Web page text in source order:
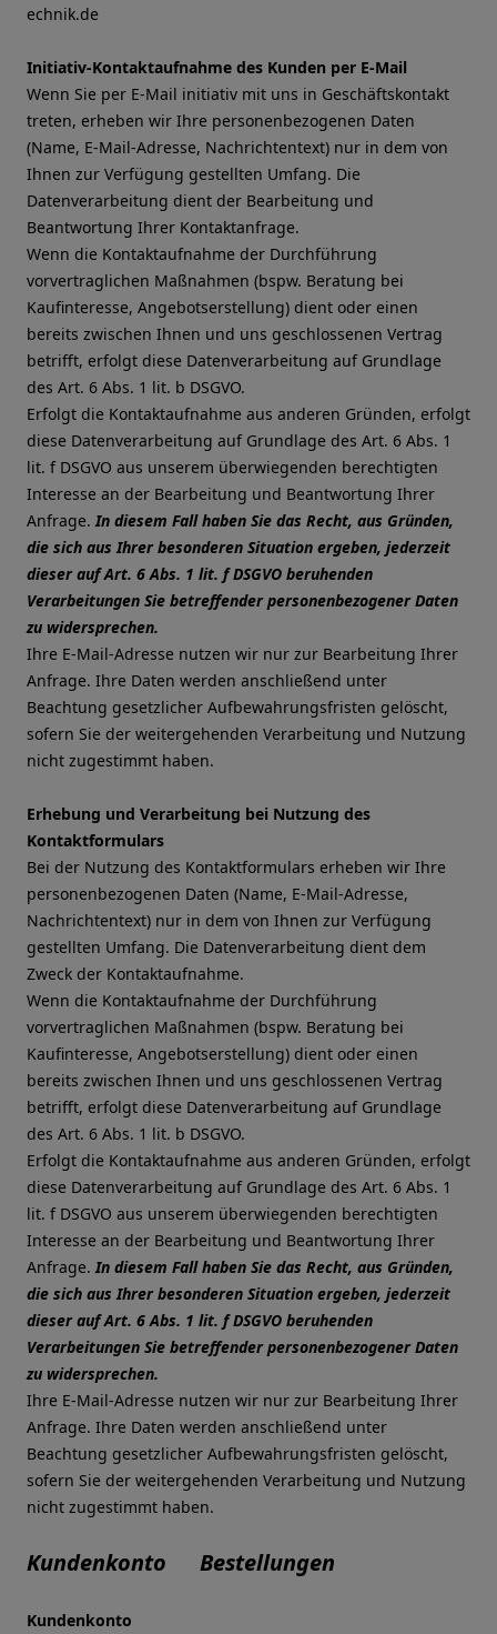
echnik.de
Initiativ-Kontaktaufnahme des Kunden per E-Mail
Wenn Sie per E-Mail initiativ mit uns in Geschäftskontakt
treten, erheben wir Ihre personenbezogenen Daten
(Name, E-Mail-Adresse, Nachrichtentext) nur in dem von
Ihnen zur Verfügung gestellten Umfang. Die
Datenverarbeitung dient der Bearbeitung und
Beantwortung Ihrer Kontaktanfrage.
Wenn die Kontaktaufnahme der Durchführung
vorvertraglichen Maßnahmen (bspw. Beratung bei
Kaufinteresse, Angebotserstellung) dient oder einen
bereits zwischen Ihnen und uns geschlossenen Vertrag
betrifft, erfolgt diese Datenverarbeitung auf Grundlage
des Art. 6 Abs. 1 lit. b DSGVO.
Erfolgt die Kontaktaufnahme aus anderen Gründen, erfolgt
diese Datenverarbeitung auf Grundlage des Art. 6 Abs. 1
lit. f DSGVO aus unserem überwiegenden berechtigten
Interesse an der Bearbeitung und Beantwortung Ihrer
Anfrage.In diesem Fall haben Sie das Recht, aus Gründen,
die sich aus Ihrer besonderen Situation ergeben, jederzeit
dieser auf Art. 6 Abs. 1 lit. f DSGVO beruhenden
Verarbeitungen Sie betreffender personenbezogener Daten
zu widersprechen.
Ihre E-Mail-Adresse nutzen wir nur zur Bearbeitung Ihrer
Anfrage. Ihre Daten werden anschließend unter
Beachtung gesetzlicher Aufbewahrungsfristen gelöscht,
sofern Sie der weitergehenden Verarbeitung und Nutzung
nicht zugestimmt haben.
Erhebung und Verarbeitung bei Nutzung des
Kontaktformulars
Bei der Nutzung des Kontaktformulars erheben wir Ihre
personenbezogenen Daten (Name, E-Mail-Adresse,
Nachrichtentext) nur in dem von Ihnen zur Verfügung
gestellten Umfang. Die Datenverarbeitung dient dem
Zweck der Kontaktaufnahme.
Wenn die Kontaktaufnahme der Durchführung
vorvertraglichen Maßnahmen (bspw. Beratung bei
Kaufinteresse, Angebotserstellung) dient oder einen
bereits zwischen Ihnen und uns geschlossenen Vertrag
betrifft, erfolgt diese Datenverarbeitung auf Grundlage
des Art. 6 Abs. 1 lit. b DSGVO.
Erfolgt die Kontaktaufnahme aus anderen Gründen, erfolgt
diese Datenverarbeitung auf Grundlage des Art. 6 Abs. 1
lit. f DSGVO aus unserem überwiegenden berechtigten
Interesse an der Bearbeitung und Beantwortung Ihrer
Anfrage.In diesem Fall haben Sie das Recht, aus Gründen,
die sich aus Ihrer besonderen Situation ergeben, jederzeit
dieser auf Art. 6 Abs. 1 lit. f DSGVO beruhenden
Verarbeitungen Sie betreffender personenbezogener Daten
zu widersprechen.
Ihre E-Mail-Adresse nutzen wir nur zur Bearbeitung Ihrer
Anfrage. Ihre Daten werden anschließend unter
Beachtung gesetzlicher Aufbewahrungsfristen gelöscht,
sofern Sie der weitergehenden Verarbeitung und Nutzung
nicht zugestimmt haben.
Kundenkonto Bestellungen
Kundenkonto